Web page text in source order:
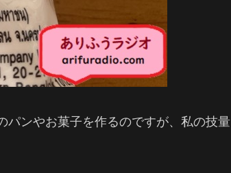
パンやお菓子を作るのですが、私の技量